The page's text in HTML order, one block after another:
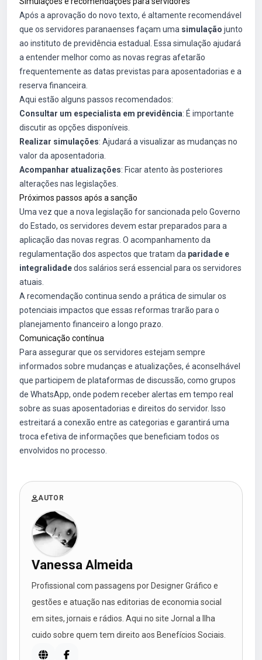
Após a aprovação do novo texto, é altamente recomendável
que os servidores paranaenses façam uma simulação junto
ao instituto de previdência estadual. Essa simulação ajudará
a entender melhor como as novas regras afetarão
frequentemente as datas previstas para aposentadorias e a
reserva financeira.
Aqui estão alguns passos recomendados:
Consultar um especialista em previdência: É importante
discutir as opções disponíveis.
Realizar simulações: Ajudará a visualizar as mudanças no
valor da aposentadoria.
Acompanhar atualizações: Ficar atento às posteriores
alterações nas legislações.
Próximos passos após a sanção
Uma vez que a nova legislação for sancionada pelo Governo
do Estado, os servidores devem estar preparados para a
aplicação das novas regras. O acompanhamento da
regulamentação dos aspectos que tratam da paridade e
integralidadedos salários será essencial para os servidores
atuais.
A recomendação continua sendo a prática de simular os
potenciais impactos que essas reformas trarão para o
planejamento financeiro a longo prazo.
Comunicação contínua
Para assegurar que os servidores estejam sempre
informados sobre mudanças e atualizações, é aconselhável
que participem de plataformas de discussão, como grupos
de WhatsApp, onde podem receber alertas em tempo real
sobre as suas aposentadorias e direitos do servidor. Isso
estreitará a conexão entre as categorias e garantirá uma
troca efetiva de informações que beneficiam todos os
envolvidos no processo.
AUTOR
Vanessa Almeida
Profissional com passagens por Designer Gráfico e
gestões e atuação nas editorias de economia social
em sites, jornais e rádios. Aqui no site Jornal a Ilha
cuido sobre quem tem direito aos Benefícios Sociais.